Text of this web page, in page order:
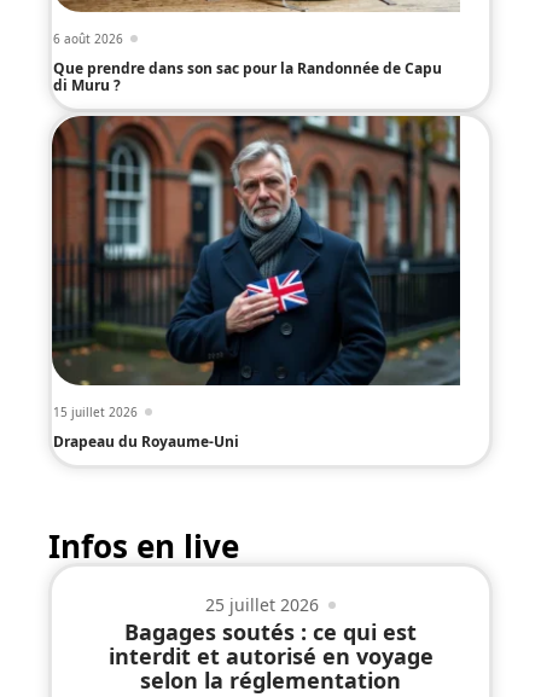
6 août 2026
Que prendre dans son sac pour la Randonnée de Capu
di Muru ?
15 juillet 2026
Drapeau du Royaume-Uni
Infos en live
25 juillet 2026
Bagages soutés : ce qui est
interdit et autorisé en voyage
selon la réglementation